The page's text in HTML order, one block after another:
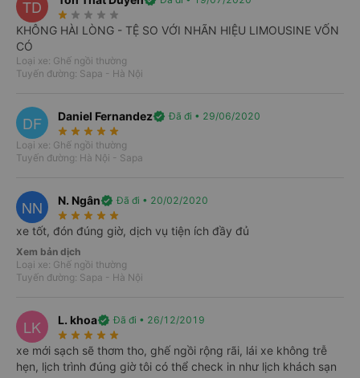
Tất cả
09/08
CN
10/08
T2 T3 T4
TD star_rate star_rate star_rate star_rate star_rate
KHÔNG HÀI LÒNG - TỆ SO VỚI NHÃN HIỆU LIMOUSINE VỐN
CÓ
Loại xe: Ghế ngồi thường
Tuyến đường: Sapa - Hà Nội
DF Daniel Fernandezverified Đã đi • 29/06/2020
star_rate star_rate star_rate star_rate star_rate
Loại xe: Ghế ngồi thường
Tuyến đường: Hà Nội - Sapa
NN N. Ngânverified Đã đi • 20/02/2020
star_rate star_rate star_rate star_rate star_rate
xe tốt, đón đúng giờ, dịch vụ tiện ích đầy đủ
Xem bản dịch
Loại xe: Ghế ngồi thường
Tuyến đường: Sapa - Hà Nội
LK L. khoaverified Đã đi • 26/12/2019
star_rate star_rate star_rate star_rate star_rate
xe mới sạch sẽ thơm tho, ghế ngồi rộng rãi, lái xe không trễ
hẹn, lịch trình đúng giờ tôi có thể check in như lịch khách sạn